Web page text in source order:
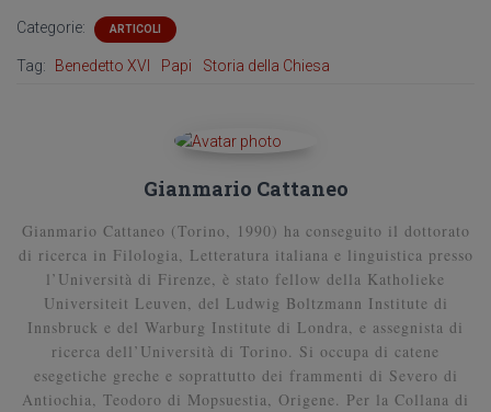
ce
b
tt
er
ai
l
es s
p
p
di
di
Categorie: ARTICOLI
Tag: Benedetto XVI Papi Storia della Chiesa
Gianmario Cattaneo
Gianmario Cattaneo (Torino, 1990) ha conseguito il dottorato
di ricerca in Filologia, Letteratura italiana e linguistica presso
l’Università di Firenze, è stato fellow della Katholieke
Universiteit Leuven, del Ludwig Boltzmann Institute di
Innsbruck e del Warburg Institute di Londra, e assegnista di
ricerca dell’Università di Torino. Si occupa di catene
esegetiche greche e soprattutto dei frammenti di Severo di
Antiochia, Teodoro di Mopsuestia, Origene. Per la Collana di